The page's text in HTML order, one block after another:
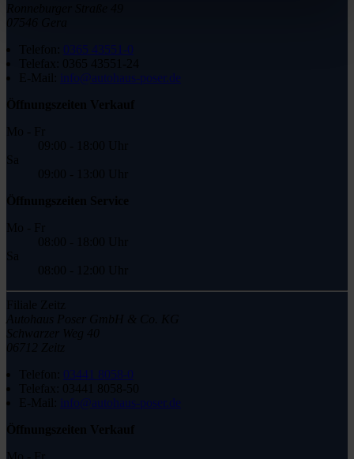
0365 43551-0
E-Mail:
info@autohaus-poser.de
Öffnungszeiten Verkauf
Mo - Fr
09:00 - 18:00 Uhr
Sa
09:00 - 13:00 Uhr
Öffnungszeiten Service
Mo - Fr
08:00 - 18:00 Uhr
Sa
08:00 - 12:00 Uhr
Filiale Zeitz
Autohaus Poser GmbH & Co. KG
Schwarzer Weg 40
06712 Zeitz
Telefon:
03441 8058-0
Telefax:
03441 8058-50
E-Mail:
info@autohaus-poser.de
Öffnungszeiten Verkauf
Mo - Fr